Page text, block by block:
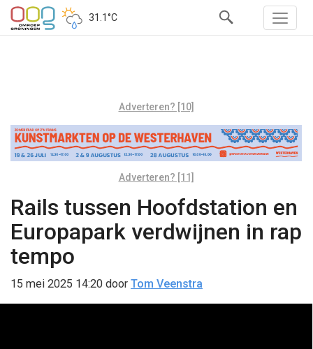
31.1°C
Adverteren? [10]
Adverteren? [11]
Rails tussen Hoofdstation en
Europapark verdwijnen in rap
tempo
15 mei 2025 14:20 door Tom Veenstra